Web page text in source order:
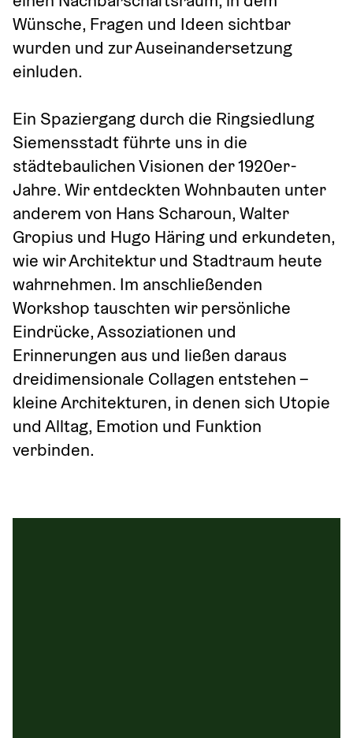
Wünsche, Fragen und Ideen sichtbar
wurden und zur Auseinandersetzung
einluden.
Ein Spaziergang durch die Ringsiedlung
Siemensstadt führte uns in die
städtebaulichen Visionen der 1920er-
Jahre. Wir entdeckten Wohnbauten unter
anderem von Hans Scharoun, Walter
Gropius und Hugo Häring und erkundeten,
wie wir Architektur und Stadtraum heute
wahrnehmen. Im anschließenden
Workshop tauschten wir persönliche
Eindrücke, Assoziationen und
Erinnerungen aus und ließen daraus
dreidimensionale Collagen entstehen –
kleine Architekturen, in denen sich Utopie
und Alltag, Emotion und Funktion
verbinden.